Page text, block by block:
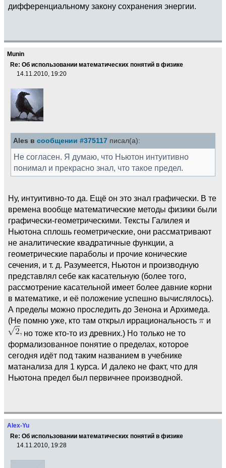
дифференциальному закону сохранения энергии.
Munin
Re: Об использовании математических понятий в физике
14.11.2010, 19:20
Ales в сообщении #375117 писал(а):
Не согласен. Я думаю, что Ньютон интуитивно
понимал и прекрасно знал, что такое предел.
Ну, интуитивно-то да. Ещё он это знал графически. В те
времена вообще математические методы физики были
графически-геометрическими. Тексты Галилея и
Ньютона сплошь геометрические, они рассматривают
не аналитические квадратичные функции, а
геометрические параболы и прочие конические
сечения, и т. д. Разумеется, Ньютон и производную
представлял себе как касательную (более того,
рассмотрение касательной имеет более давние корни
в математике, и её положение успешно вычислялось).
А пределы можно проследить до Зенона и Архимеда.
(Не помню уже, кто там открыл иррациональность
и
но тоже кто-то из древних.) Но только не то
формализованное понятие о пределах, которое
сегодня идёт под таким названием в учебнике
матанализа для 1 курса. И далеко не факт, что для
Ньютона предел был первичнее производной.
Alex-Yu
Re: Об использовании математических понятий в физике
14.11.2010, 19:28